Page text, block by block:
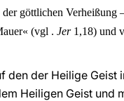
göttlichen Verheißung
(vgl . Jer1,18) und
den der Heilige Geist
Heiligen Geist und